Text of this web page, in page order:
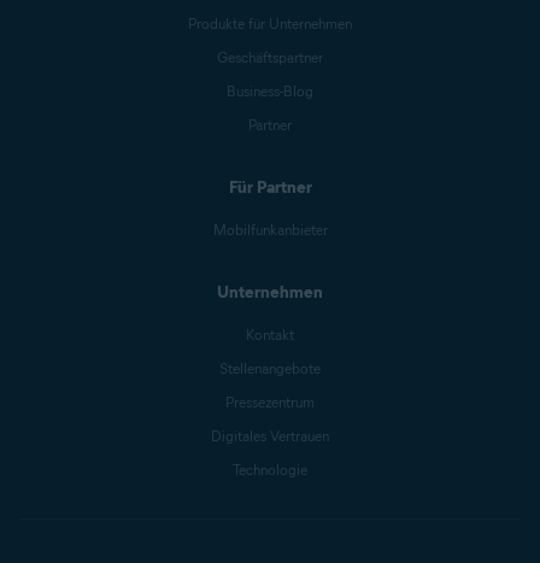
Produkte für Unternehmen
Geschäftspartner
Business-Blog
Partner
Für Partner
Mobilfunkanbieter
Unternehmen
Kontakt
Stellenangebote
Pressezentrum
Digitales Vertrauen
Technologie